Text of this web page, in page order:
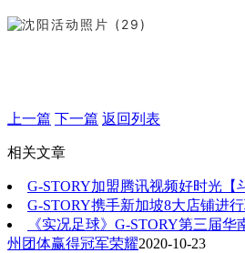
上一篇 下一篇 返回列表
相关文章
G-STORY加盟腾讯视频好时光【
G-STORY携手新加坡8大店铺进
《实况足球》G-STORY第三届
州团体赢得冠军荣耀2020-10-23